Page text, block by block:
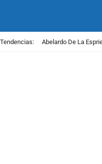
Tendencias: Abelardo De La